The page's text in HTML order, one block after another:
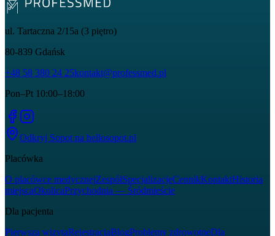
ul. Tartaczna 2/15a (3 piętro)
80-839 Gdańsk
+48 58 380 24 25kontakt@professmed.pl
Pon–Pt 10:00–18:00
Odkryj Sopot na hellosopot.pl
Placówka
O placówce medycznejZespółSpecjalizacjeCennikKontaktHistoria
miejscaOkolicaPrzychodnia — Śródmieście
Dla pacjenta
Pierwsza wizytaRejestracjaBlogProblemy zdrowotneDla